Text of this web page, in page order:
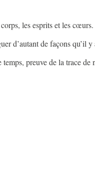
les esprits et les cœurs.
d’autant de façons qu’il
preuve de la trace de